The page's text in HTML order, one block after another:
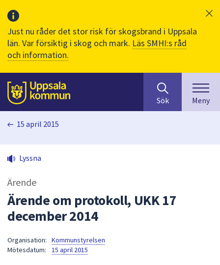
Just nu råder det stor risk för skogsbrand i Uppsala
län. Var försiktig i skog och mark. Läs SMHI:s råd
och information.
Till sidans
huvudinnehåll
efter
innehåll
på
sökfältet
kommer
Sök Meny
15 april 2015
Lyssna
Ärende
Ärende om protokoll, UKK 17
december 2014
Organisation:
Kommunstyrelsen
Mötesdatum:
15 april 2015